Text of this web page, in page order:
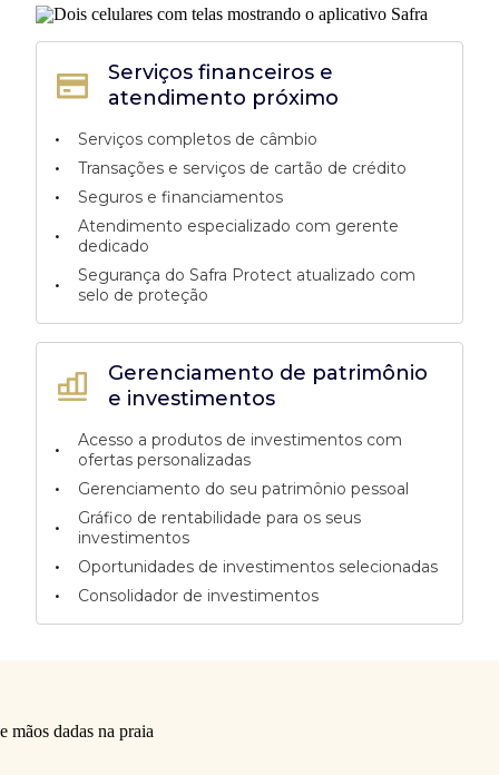
Gerenciamento de patrimônio
e investimentos
•
Acesso a produtos de investimentos com
ofertas personalizadas
• Gerenciamento do seu patrimônio pessoal
•
Gráfico de rentabilidade para os seus
investimentos
• Oportunidades de investimentos selecionadas
• Consolidador de investimentos
Serviços financeiros e
atendimento próximo
•
Serviços completos de câmbio
• Transações e serviços de cartão de crédito
• Seguros e financiamentos
•
Atendimento especializado com gerente
dedicado
•
Segurança do Safra Protect atualizado com
selo de proteção